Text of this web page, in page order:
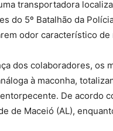
transportadora
do 5º Batalhão da
odor característico
dos colaboradores, os
à maconha,
De acordo
de Maceió (AL),